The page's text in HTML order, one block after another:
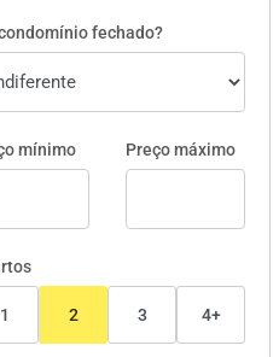
fechado?
mínimo Preço máximo
1 2 3 4+